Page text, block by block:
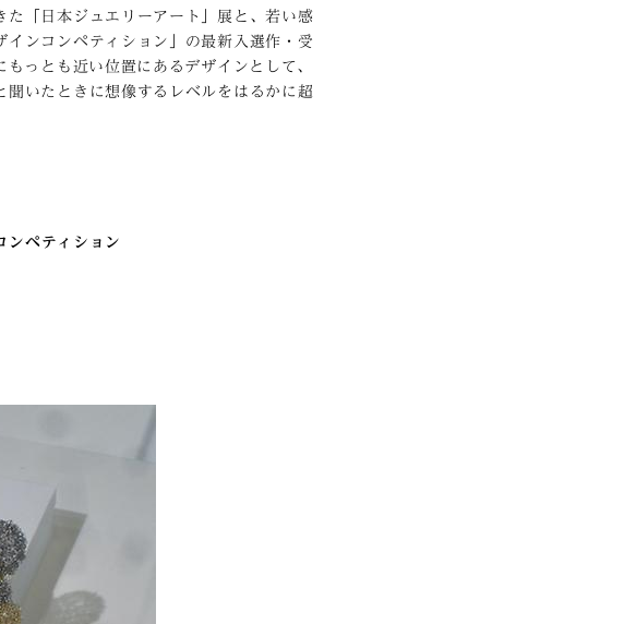
「日本ジュエリーアート」展と、若い感
ンコンペティション」の最新入選作・受
っとも近い位置にあるデザインとして、
いたときに想像するレベルをはるかに超
ンペティション